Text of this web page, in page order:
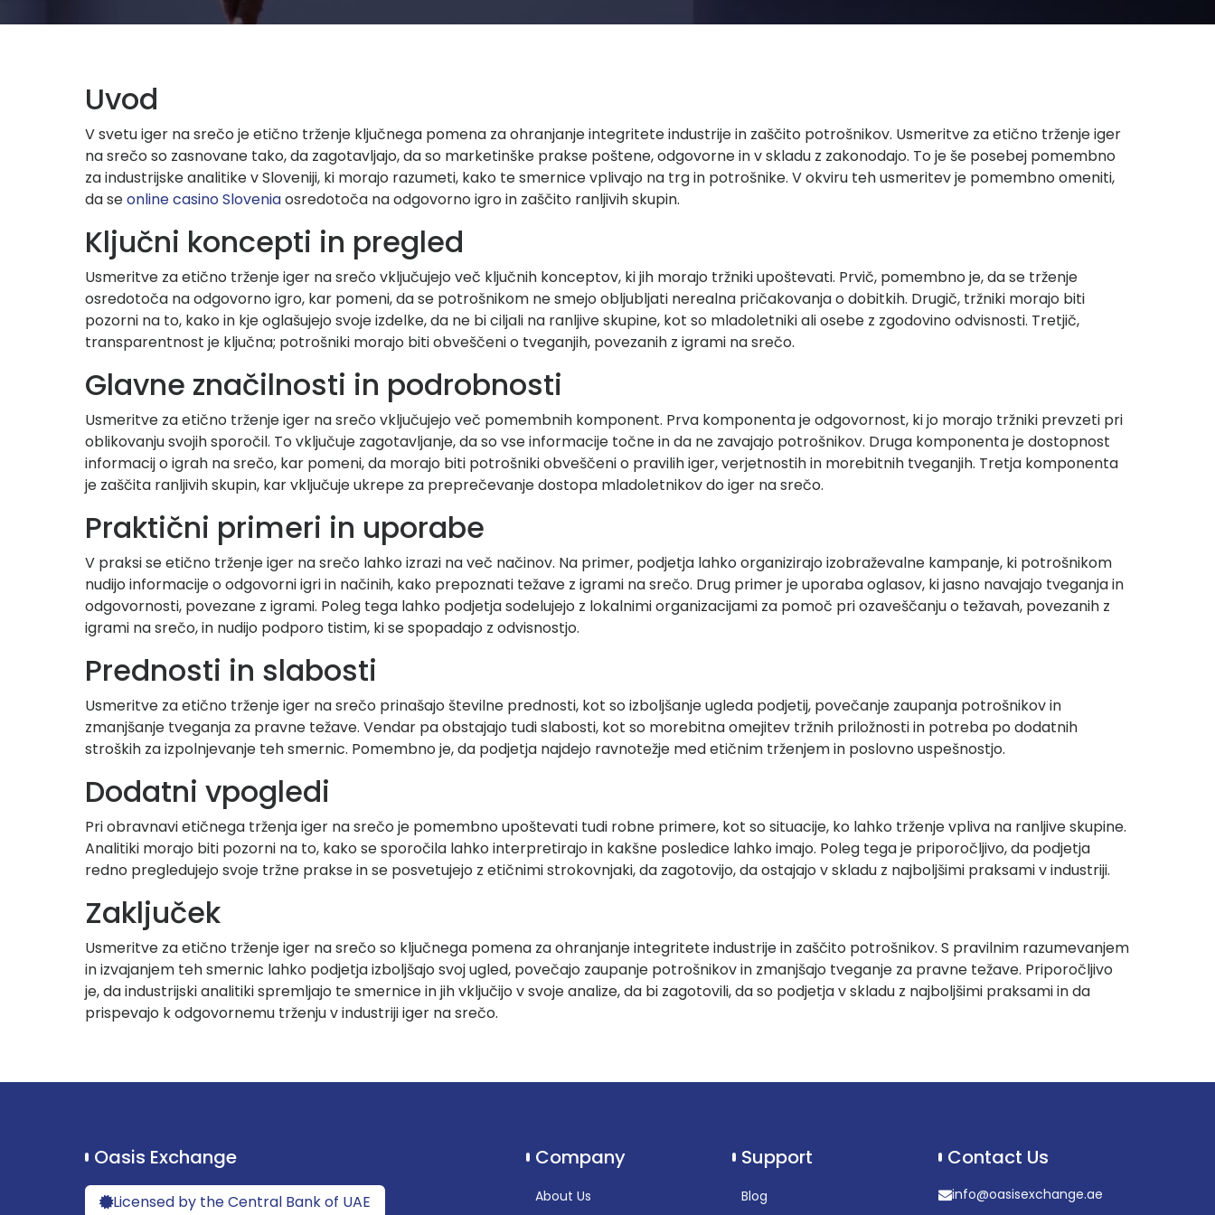
Uvod
V svetu iger na srečo je etično trženje ključnega pomena za ohranjanje integritete industrije in zaščito potrošnikov. Usmeritve za etično trženje iger
na srečo so zasnovane tako, da zagotavljajo, da so marketinške prakse poštene, odgovorne in v skladu z zakonodajo. To je še posebej pomembno
za industrijske analitike v Sloveniji, ki morajo razumeti, kako te smernice vplivajo na trg in potrošnike. V okviru teh usmeritev je pomembno omeniti,
da seonline casino Sloveniaosredotoča na odgovorno igro in zaščito ranljivih skupin.
Ključni koncepti in pregled
Usmeritve za etično trženje iger na srečo vključujejo več ključnih konceptov, ki jih morajo tržniki upoštevati. Prvič, pomembno je, da se trženje
osredotoča na odgovorno igro, kar pomeni, da se potrošnikom ne smejo obljubljati nerealna pričakovanja o dobitkih. Drugič, tržniki morajo biti
pozorni na to, kako in kje oglašujejo svoje izdelke, da ne bi ciljali na ranljive skupine, kot so mladoletniki ali osebe z zgodovino odvisnosti. Tretjič,
transparentnost je ključna; potrošniki morajo biti obveščeni o tveganjih, povezanih z igrami na srečo.
Glavne značilnosti in podrobnosti
Usmeritve za etično trženje iger na srečo vključujejo več pomembnih komponent. Prva komponenta je odgovornost, ki jo morajo tržniki prevzeti pri
oblikovanju svojih sporočil. To vključuje zagotavljanje, da so vse informacije točne in da ne zavajajo potrošnikov. Druga komponenta je dostopnost
informacij o igrah na srečo, kar pomeni, da morajo biti potrošniki obveščeni o pravilih iger, verjetnostih in morebitnih tveganjih. Tretja komponenta
je zaščita ranljivih skupin, kar vključuje ukrepe za preprečevanje dostopa mladoletnikov do iger na srečo.
Praktični primeri in uporabe
V praksi se etično trženje iger na srečo lahko izrazi na več načinov. Na primer, podjetja lahko organizirajo izobraževalne kampanje, ki potrošnikom
nudijo informacije o odgovorni igri in načinih, kako prepoznati težave z igrami na srečo. Drug primer je uporaba oglasov, ki jasno navajajo tveganja in
odgovornosti, povezane z igrami. Poleg tega lahko podjetja sodelujejo z lokalnimi organizacijami za pomoč pri ozaveščanju o težavah, povezanih z
igrami na srečo, in nudijo podporo tistim, ki se spopadajo z odvisnostjo.
Prednosti in slabosti
Usmeritve za etično trženje iger na srečo prinašajo številne prednosti, kot so izboljšanje ugleda podjetij, povečanje zaupanja potrošnikov in
zmanjšanje tveganja za pravne težave. Vendar pa obstajajo tudi slabosti, kot so morebitna omejitev tržnih priložnosti in potreba po dodatnih
stroških za izpolnjevanje teh smernic. Pomembno je, da podjetja najdejo ravnotežje med etičnim trženjem in poslovno uspešnostjo.
Dodatni vpogledi
Pri obravnavi etičnega trženja iger na srečo je pomembno upoštevati tudi robne primere, kot so situacije, ko lahko trženje vpliva na ranljive skupine.
Analitiki morajo biti pozorni na to, kako se sporočila lahko interpretirajo in kakšne posledice lahko imajo. Poleg tega je priporočljivo, da podjetja
redno pregledujejo svoje tržne prakse in se posvetujejo z etičnimi strokovnjaki, da zagotovijo, da ostajajo v skladu z najboljšimi praksami v industriji.
Zaključek
Usmeritve za etično trženje iger na srečo so ključnega pomena za ohranjanje integritete industrije in zaščito potrošnikov. S pravilnim razumevanjem
in izvajanjem teh smernic lahko podjetja izboljšajo svoj ugled, povečajo zaupanje potrošnikov in zmanjšajo tveganje za pravne težave. Priporočljivo
je, da industrijski analitiki spremljajo te smernice in jih vključijo v svoje analize, da bi zagotovili, da so podjetja v skladu z najboljšimi praksami in da
prispevajo k odgovornemu trženju v industriji iger na srečo.
Oasis Exchange
Licensed by the Central Bank of UAE
Company
About Us
Support
Blog
Contact Us
info@oasisexchange.ae